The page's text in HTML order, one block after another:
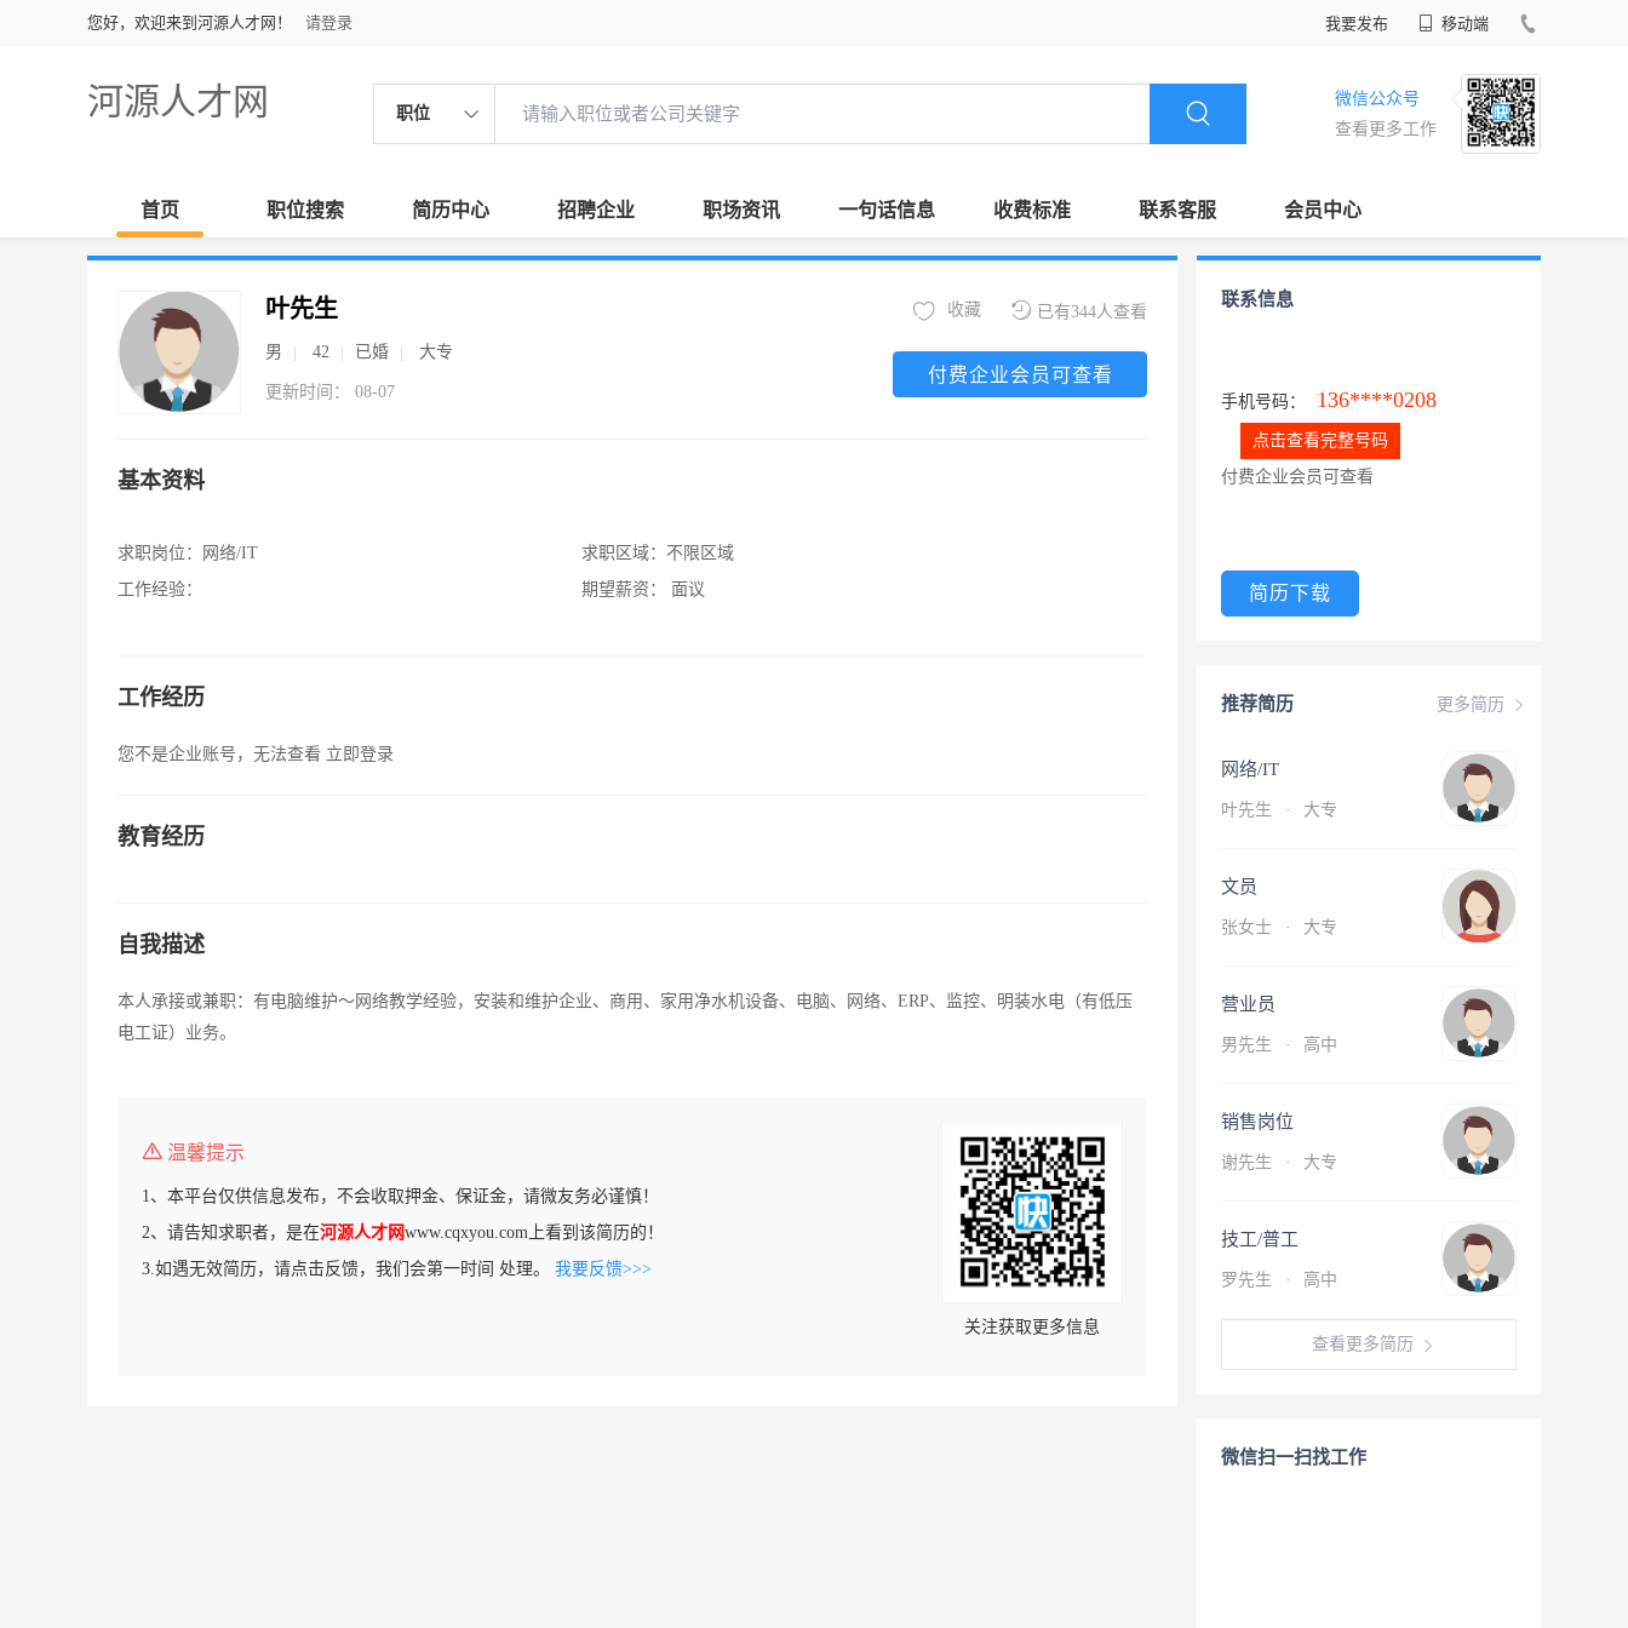
您好，欢迎来到河源人才网！ 请登录 我要发布 移动端
河源人才网 职位
微信公众号
查看更多工作
首页 职位搜索 简历中心 招聘企业 职场资讯 一句话信息 收费标准 联系客服 会员中心
叶先生
男 42 已婚 大专
更新时间： 08-07
已有344人查看
收藏
付费企业会员可查看
基本资料
求职岗位：
网络/IT
工作经验：
求职区域： 不限区域
期望薪资：
面议
工作经历
您不是企业账号，无法查看 立即登录
教育经历
自我描述
本人承接或兼职：有电脑维护～网络教学经验，安装和维护企业、商用、家用净水机设备、电脑、网络、ERP、监控、明装水电（有低压
电工证）业务。
温馨提示
1、本平台仅供信息发布，不会收取押金、保证金，请微友务必谨慎！
2、请告知求职者，是在河源人才网www.cqxyou.com上看到该简历的！
3.如遇无效简历，请点击反馈，我们会第一时间 处理。 我要反馈>>>
关注获取更多信息
联系信息
手机号码： 136****0208
点击查看完整号码
付费企业会员可查看
简历下载
更多简历
推荐简历
网络/IT
叶先生 · 大专
文员
张女士 · 大专
营业员
男先生 · 高中
销售岗位
谢先生 · 大专
技工/普工
罗先生 · 高中
查看更多简历
微信扫一扫找工作